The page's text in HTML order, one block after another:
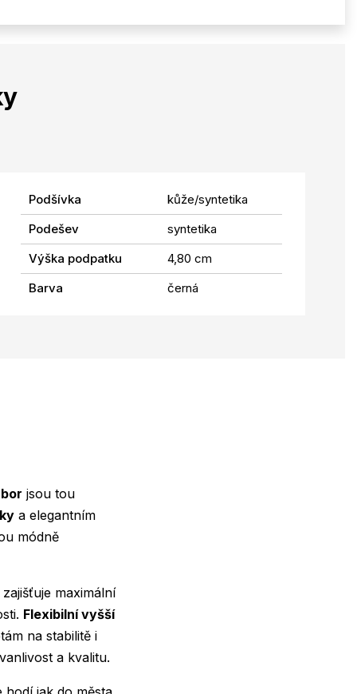
Podšívka
kůže/syntetika
Podešev
syntetika
Výška podpatku
4,80 cm
Barva
černá
jsou tou
a elegantním
módně
maximální
Flexibilní vyšší
na stabilitě i
a kvalitu.